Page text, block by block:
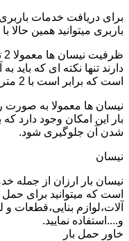
برای دریافت خدمات باربری
باربری میتوانید همین حالا
دارند تنها نکته ای که باید
است که برابر است با 2 متر طول و 1.65 متر عرض.
نیسان ها معمولا به صورت
بار این امکان وجود دارد
شدن آن جلوگیری شود.
نیسان
نیسان بار ارزان از جمله
است که میتوانید برای
آلات،لوازم بنایی،قطعات و
و....استفاده نمایید.
خاور حمل بار